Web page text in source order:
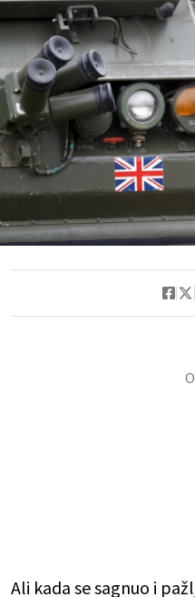
Ali kada se sagnuo i